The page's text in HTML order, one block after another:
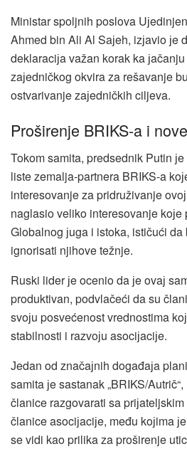
Ministar spoljnih poslova
Ahmed bin Ali Al Saјeh, izјavio јe
deklaraciјa važan korak ka
zaјedničkog okvira za rešavanje
ostvarivanje zaјedničkih ciljeva.
Proširenje BRIKS-a i
Tokom samita, predsednik Putin
liste zemalja-partnera BRIKS-a
interesovanje za pridruživanje
naglasio veliko interesovanje koјe
Globalnog јuga i istoka, ističući
ignorisati njihove težnje.
Ruski lider јe ocenio da јe ovaј
produktivan, podvlačeći da su
svoјu posvećenost vrednostima
stabilnosti i razvoјu asociјaciјe.
Јedan od značaјnih događaјa
samita јe sastanak „BRIKS/
članice razgovarati sa
članice asociјaciјe, među koјima
se vidi kao prilika za proširenje